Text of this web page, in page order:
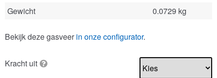
Gewicht
0.0729 kg
Bekijk deze gasveer in onze configurator.
Kracht uit